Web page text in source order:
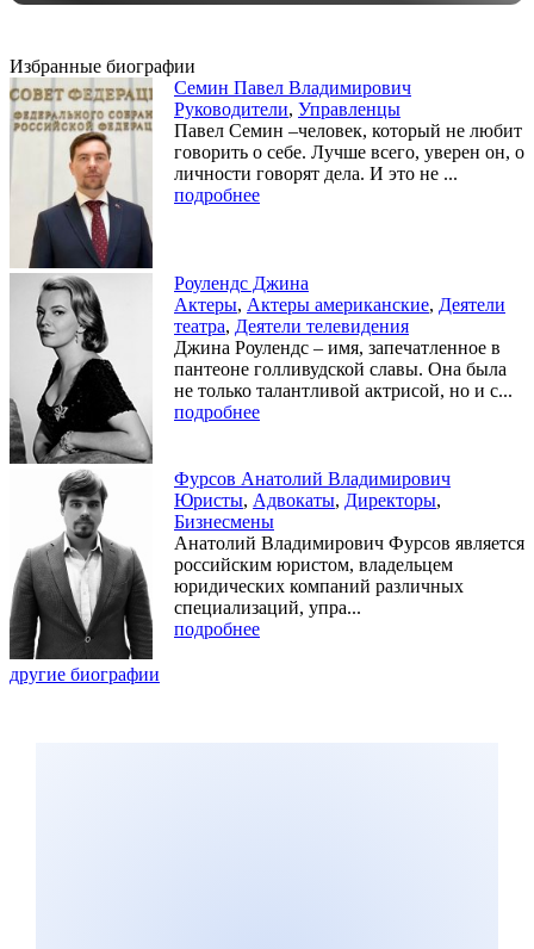
Избранные биографии
Семин Павел Владимирович
Руководители, Управленцы
Павел Семин –человек, который не любит
говорить о себе. Лучше всего, уверен он, о
личности говорят дела. И это не ...
подробнее
Роулендс Джина
Актеры, Актеры американские, Деятели
театра, Деятели телевидения
Джина Роулендс – имя, запечатленное в
пантеоне голливудской славы. Она была
не только талантливой актрисой, но и с...
подробнее
Фурсов Анатолий Владимирович
Юристы, Адвокаты, Директоры,
Бизнесмены
Анатолий Владимирович Фурсов является
российским юристом, владельцем
юридических компаний различных
специализаций, упра...
подробнее
другие биографии